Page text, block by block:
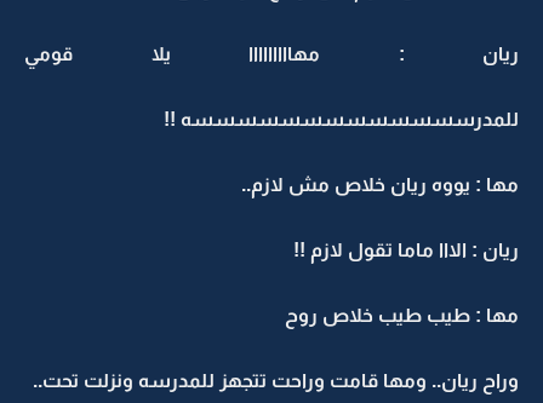
ريان : مهااااااااا يلا قومي
للمدرسسسسسسسسسسسسسه !!
مها : يووه ريان خلاص مش لازم..
ريان : الااا ماما تقول لازم !!
مها : طيب طيب خلاص روح
وراح ريان.. ومها قامت وراحت تتجهز للمدرسه ونزلت تحت..